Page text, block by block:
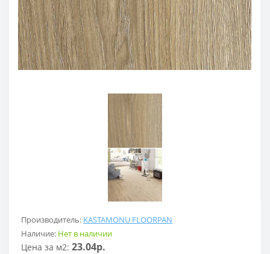
Производитель: KASTAMONU FLOORPAN
Наличие: Нет в наличии
Цена за м2: 23.04р.